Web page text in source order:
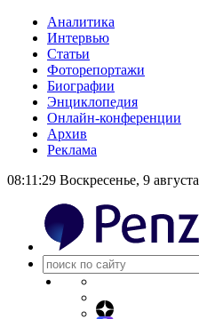
Аналитика
Интервью
Статьи
Фоторепортажи
Биографии
Энциклопедия
Онлайн-конференции
Архив
Реклама
08:11:29 Воскресенье, 9 августа